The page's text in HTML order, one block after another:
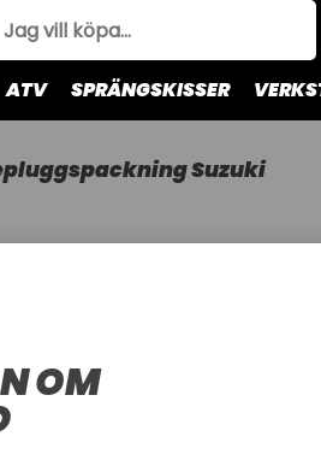
ATV SPRÄNGSKISSER
Suzuki
SEA-X
PACK) SUZUKI
OM